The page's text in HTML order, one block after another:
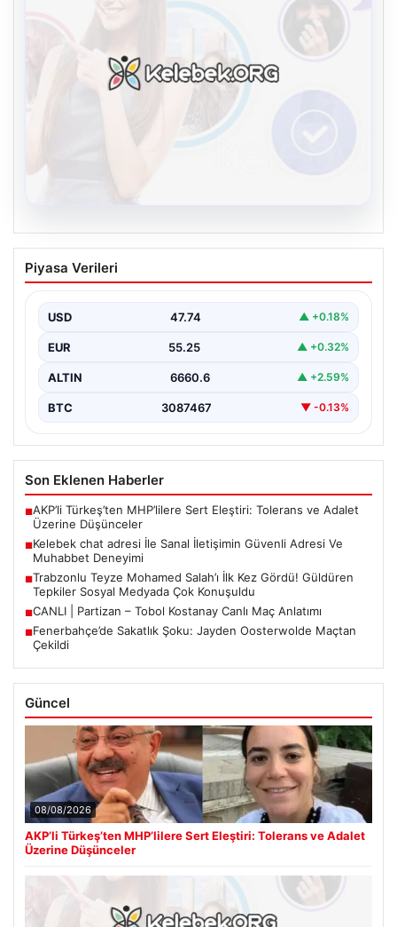
Kelebek chat adresi İle Sanal İletişimin
Güvenli Adresi Ve Muhabbet Deneyimi
sağlaması büyük bir hassasiyet taşımaktadır. Güncel
olarak…
Piyasa Verileri
USD 47.74 ▲ +0.18%
EUR 55.25 ▲ +0.32%
ALTIN 6660.6 ▲ +2.59%
BTC 3087467 ▼ -0.13%
Son Eklenen Haberler
■AKP’li Türkeş’ten MHP’lilere Sert Eleştiri: Tolerans ve Adalet
Üzerine Düşünceler
■Kelebek chat adresi İle Sanal İletişimin Güvenli Adresi Ve
Muhabbet Deneyimi
■Trabzonlu Teyze Mohamed Salah’ı İlk Kez Gördü! Güldüren
Tepkiler Sosyal Medyada Çok Konuşuldu
■CANLI | Partizan – Tobol Kostanay Canlı Maç Anlatımı
■Fenerbahçe’de Sakatlık Şoku: Jayden Oosterwolde Maçtan
Çekildi
Güncel
08/08/2026
AKP’li Türkeş’ten MHP’lilere Sert Eleştiri: Tolerans ve Adalet
Üzerine Düşünceler